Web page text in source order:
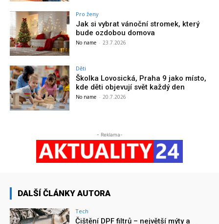
Pro ženy
Jak si vybrat vánoční stromek, který
bude ozdobou domova
No name - 23.7.2026
Děti
Školka Lovosická, Praha 9 jako místo,
kde děti objevují svět každý den
No name - 20.7.2026
- Reklama-
DALŠÍ ČLÁNKY AUTORA
Tech
Čištění DPF filtrů – největší mýty a